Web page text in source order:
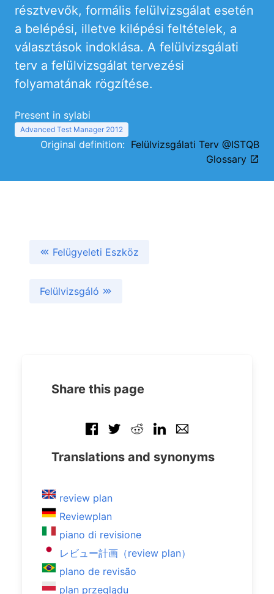
résztvevők, formális felülvizsgálat esetén
a belépési, illetve kilépési feltételek, a
választások indoklása. A felülvizsgálati
terv a felülvizsgálat tervezési
folyamatának rögzítése.
Present in sylabi
Advanced Test Manager 2012
Original definition: Felülvizsgálati Terv @ISTQB
Glossary
Felügyeleti Eszköz
Felülvizsgáló
Share this page
Translations and synonyms
review plan
Reviewplan
piano di revisione
レビュー計画（review plan）
plano de revisão
plan przeglądu